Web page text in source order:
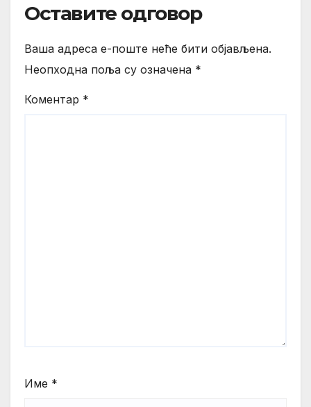
Оставите одговор
Ваша адреса е-поште неће бити објављена.
Неопходна поља су означена *
Коментар *
Име *